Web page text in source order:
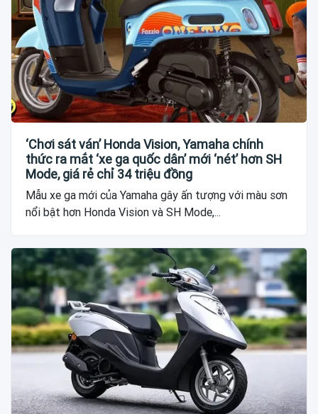
‘Chơi sát ván’ Honda Vision, Yamaha chính
thức ra mắt ‘xe ga quốc dân’ mới ‘nét’ hơn SH
Mode, giá rẻ chỉ 34 triệu đồng
Mẫu xe ga mới của Yamaha gây ấn tượng với màu sơn
nổi bật hơn Honda Vision và SH Mode,...